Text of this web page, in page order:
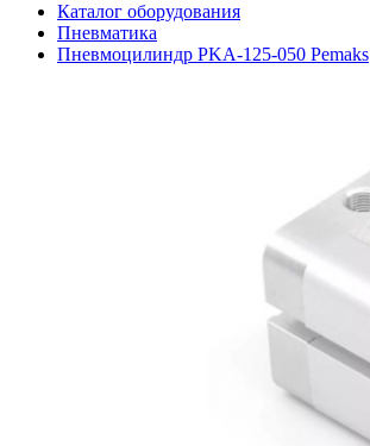
Каталог оборудования
Пневматика
Пневмоцилиндр PKA-125-050 Pemaks